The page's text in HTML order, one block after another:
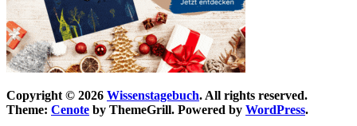
Copyright © 2026 Wissenstagebuch. All rights reserved.
Theme: Cenote by ThemeGrill. Powered by WordPress.